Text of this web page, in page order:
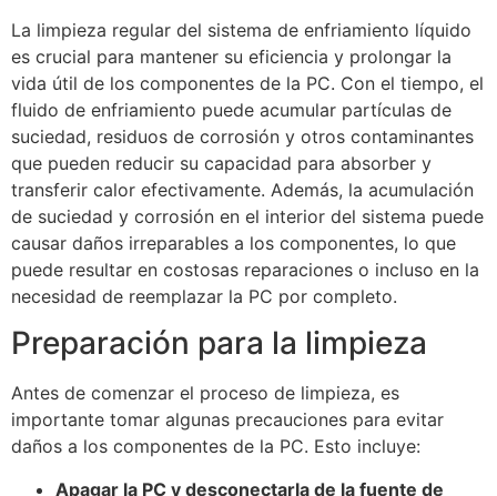
La limpieza regular del sistema de enfriamiento líquido
es crucial para mantener su eficiencia y prolongar la
vida útil de los componentes de la PC. Con el tiempo, el
fluido de enfriamiento puede acumular partículas de
suciedad, residuos de corrosión y otros contaminantes
que pueden reducir su capacidad para absorber y
transferir calor efectivamente. Además, la acumulación
de suciedad y corrosión en el interior del sistema puede
causar daños irreparables a los componentes, lo que
puede resultar en costosas reparaciones o incluso en la
necesidad de reemplazar la PC por completo.
Preparación para la limpieza
Antes de comenzar el proceso de limpieza, es
importante tomar algunas precauciones para evitar
daños a los componentes de la PC. Esto incluye:
Apagar la PC y desconectarla de la fuente de